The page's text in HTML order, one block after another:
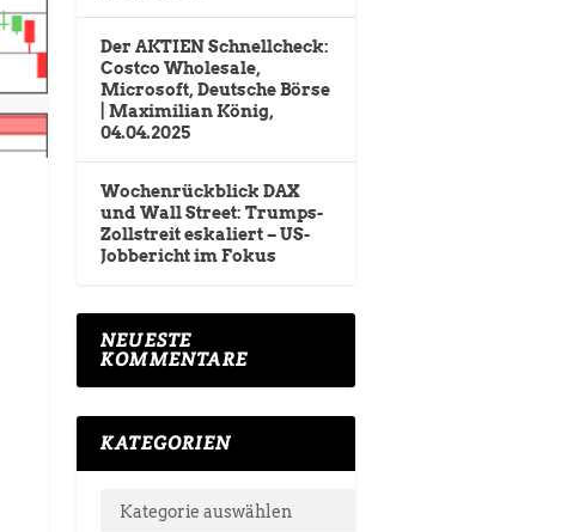
Der AKTIEN Schnellcheck:
Costco Wholesale,
Microsoft, Deutsche Börse
| Maximilian König,
04.04.2025
Wochenrückblick DAX
und Wall Street: Trumps-
Zollstreit eskaliert – US-
Jobbericht im Fokus
NEUESTE
KOMMENTARE
KATEGORIEN